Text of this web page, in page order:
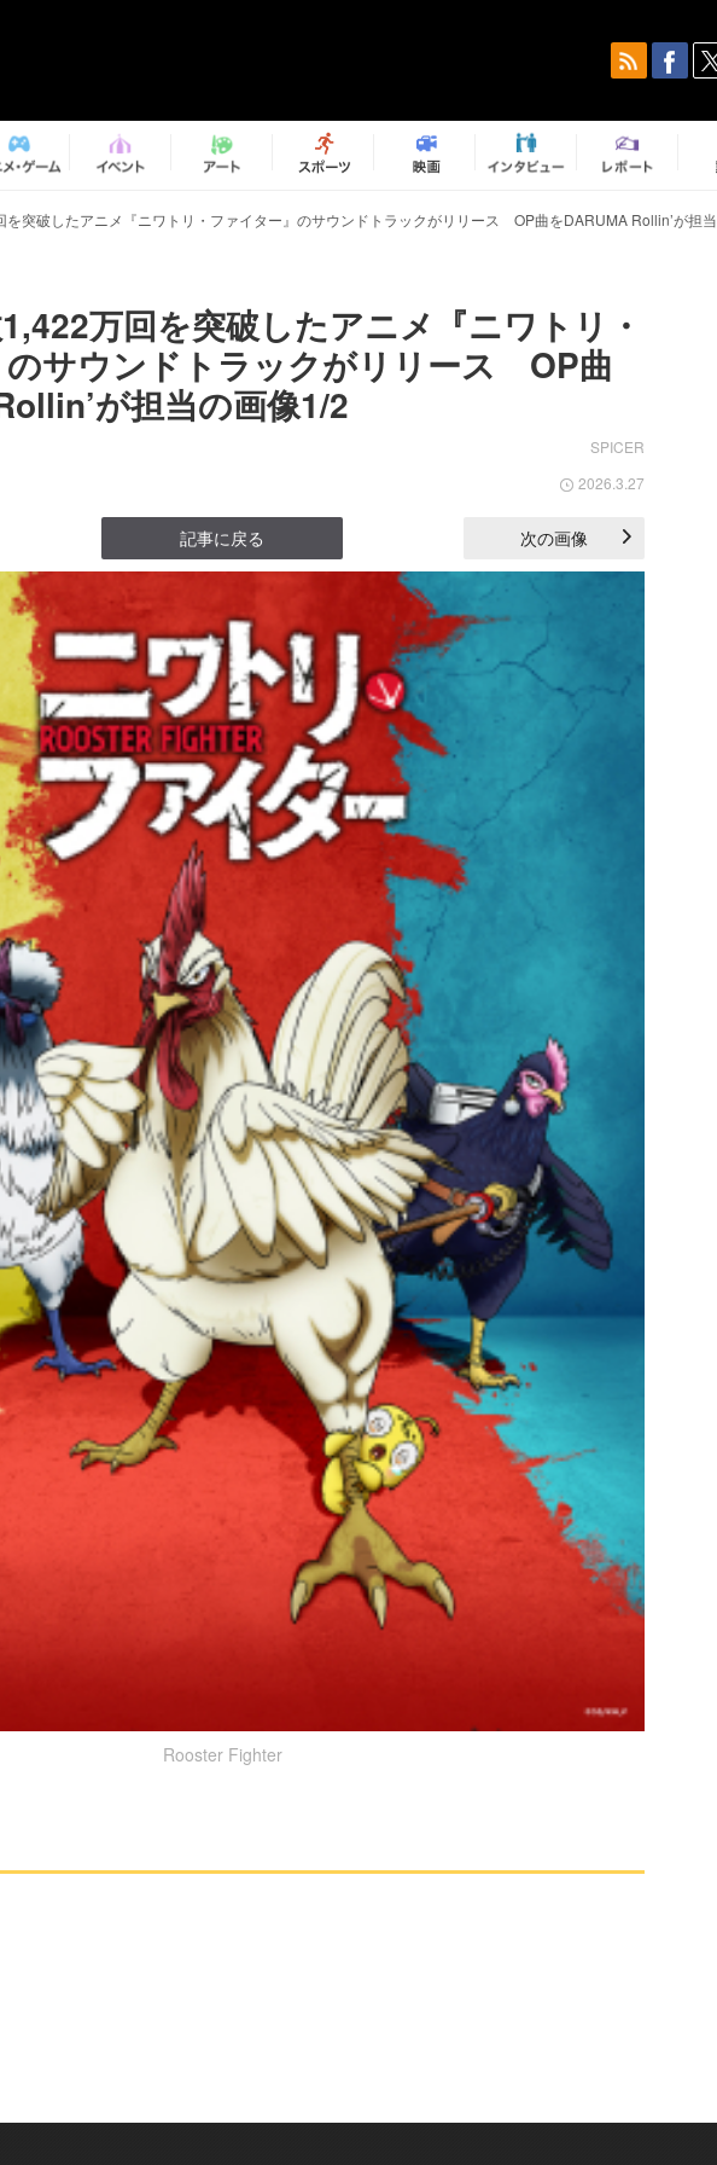
を突破したアニメ『ニワトリ・ファイター』のサウンドトラックがリリース OP曲をDARUMA Rollin’が担当
万回を突破したアニメ『ニワトリ・
のサウンドトラックがリリース OP曲
が担当の画像1/2
SPICER
2026.3.27
記事に戻る 次の画像
Rooster Fighter